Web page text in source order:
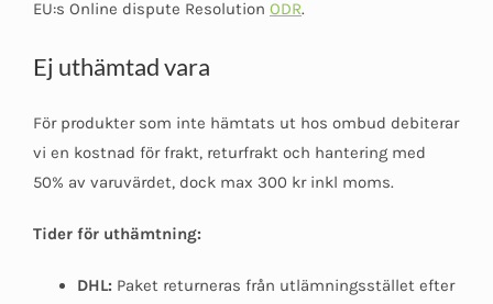
EU:s Online dispute Resolution ODR.
Ej uthämtad vara
För produkter som inte hämtats ut hos ombud debiterar
vi en kostnad för frakt, returfrakt och hantering med
50% av varuvärdet, dock max 300 kr inkl moms.
Tider för uthämtning:
DHL: Paket returneras från utlämningsstället efter